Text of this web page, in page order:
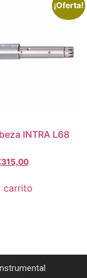
¡Oferta!
INTRA L68
315,00
carrito